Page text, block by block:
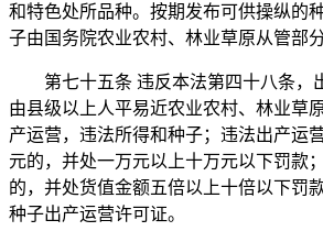
和特色处所品种。按期发布可供操纵的
子由国务院农业农村、林业草原从管部分
第七十五条 违反本法第四十八条，出
由县级以上人平易近农业农村、林业草
产运营，违法所得和种子；违法出产运
元的，并处一万元以上十万元以下罚款
的，并处货值金额五倍以上十倍以下罚
种子出产运营许可证。